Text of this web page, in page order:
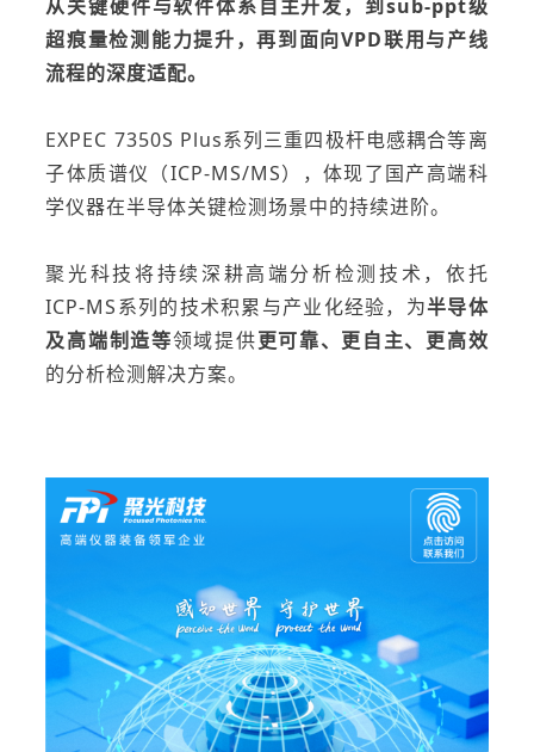
从关键硬件与软件体系自主开发，到sub-ppt级
超痕量检测能力提升，再到面向VPD联用与产线
流程的深度适配。
EXPEC 7350S Plus系列三重四极杆电感耦合等离
子体质谱仪（ICP-MS/MS） ，体现了国产高端科
学仪器在半导体关键检测场景中的持续进阶。
聚光科技将持续深耕高端分析检测技术，依托
ICP-MS系列的技术积累与产业化经验，为半导体
及高端制造等领域提供更可靠、更自主、更高效
的分析检测解决方案。